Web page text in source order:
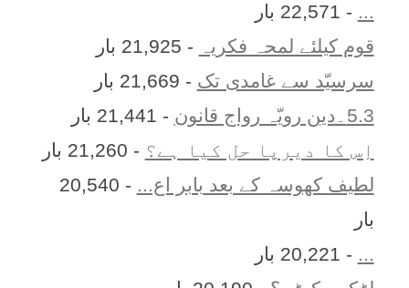
... - 22,571 بار
قوم کیلئے لمحہ فکریہ
- 21,925 بار
سرسیّد سے غامدی تک - 21,669 بار
5.3۔دین رویّہ رواج قانون
- 21,441 بار
اِس کا ديرپا حل کيا ہے؟ - 21,260 بار
لطیف کھوسہ کے بعد بابر اع...
- 20,540
بار
... - 20,221 بار